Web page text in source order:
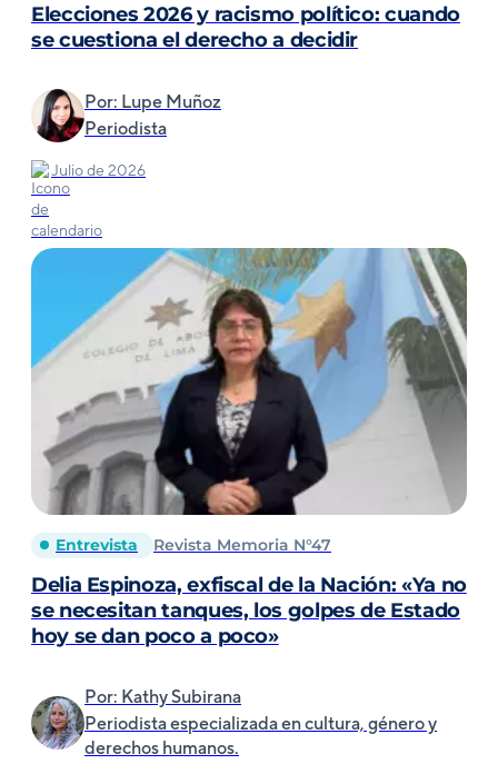
Elecciones 2026 y racismo político: cuando
se cuestiona el derecho a decidir
Por: Lupe Muñoz
Periodista
Julio de 2026
Entrevista Revista Memoria N°47
Delia Espinoza, exfiscal de la Nación: «Ya no
se necesitan tanques, los golpes de Estado
hoy se dan poco a poco»
Por: Kathy Subirana
Periodista especializada en cultura, género y
derechos humanos.